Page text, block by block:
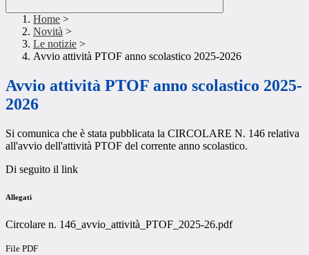
Home >
Novità >
Le notizie >
Avvio attività PTOF anno scolastico 2025-2026
Avvio attività PTOF anno scolastico 2025-
2026
Si comunica che è stata pubblicata la CIRCOLARE N. 146 relativa
all'avvio dell'attività PTOF del corrente anno scolastico.
Di seguito il link
Allegati
Circolare n. 146_avvio_attività_PTOF_2025-26.pdf
File PDF